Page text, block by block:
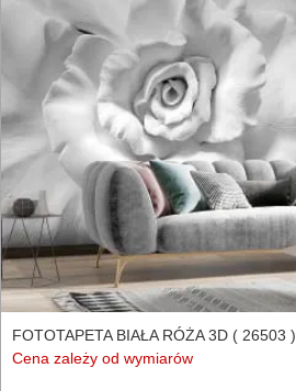
FOTOTAPETA BIAŁA RÓŻA 3D ( 26503 )
Cena zależy od wymiarów